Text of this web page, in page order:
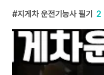
지게차 운전기능사 필기 2